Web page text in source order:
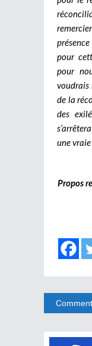
pour
pour
voudrais
de la
des
une
Propos